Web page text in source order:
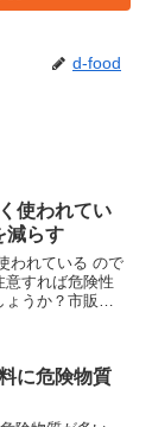
d-food
使われてい
減らす
われている ので
意すれば危険性
ょうか？市販の
に危険物質